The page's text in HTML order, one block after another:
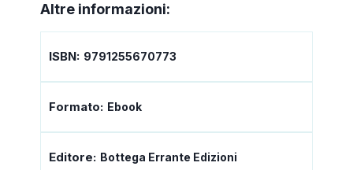
Altre informazioni:
ISBN: 9791255670773
Formato: Ebook
Editore: Bottega Errante Edizioni